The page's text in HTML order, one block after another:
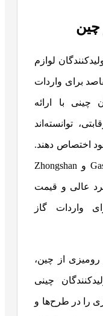
چین
لوازم
برای واردات
چینی با ارائه
توانسته‌اند
اختصاص دهند.
برندهای معروف چینی مانند Gaslux و Zhongshan
عالی و قیمت
واردات گاز
رومیزی از چین،
چینی
را در طرح‌ها و